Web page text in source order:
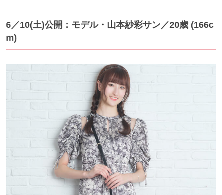
6／10(土)公開：モデル・山本紗彩サン／20歳 (166c
m)